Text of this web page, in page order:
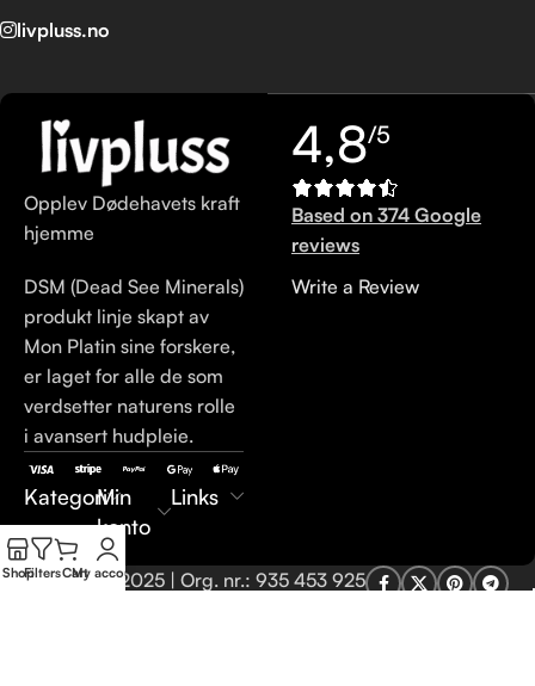
livpluss.no
Opplev Dødehavets kraft
hjemme
DSM (Dead See Minerals)
produkt linje skapt av
Mon Platin sine forskere,
er laget for alle de som
verdsetter naturens rolle
i avansert hudpleie.
KategoriMin
konto
Links
4,8/5
Based on 374 Google
reviews
Write a Review
LivPluss.no © 2025 | Org. nr.: 935 453 925
ShopFiltersCart
My account